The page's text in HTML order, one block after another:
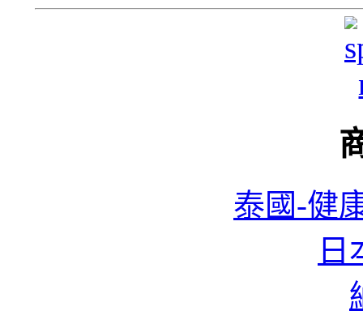
泰國-健
日